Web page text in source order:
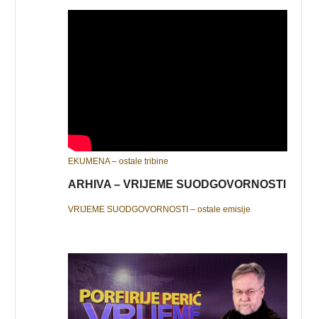
EKUMENA – ostale tribine
ARHIVA – VRIJEME SUODGOVORNOSTI
VRIJEME SUODGOVORNOSTI – ostale emisije